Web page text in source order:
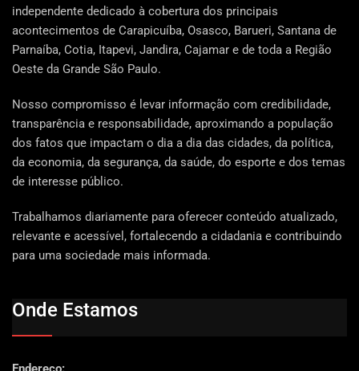
independente dedicado à cobertura dos principais
acontecimentos de Carapicuíba, Osasco, Barueri, Santana de
Parnaíba, Cotia, Itapevi, Jandira, Cajamar e de toda a Região
Oeste da Grande São Paulo.
Nosso compromisso é levar informação com credibilidade,
transparência e responsabilidade, aproximando a população
dos fatos que impactam o dia a dia das cidades, da política,
da economia, da segurança, da saúde, do esporte e dos temas
de interesse público.
Trabalhamos diariamente para oferecer conteúdo atualizado,
relevante e acessível, fortalecendo a cidadania e contribuindo
para uma sociedade mais informada.
Onde Estamos